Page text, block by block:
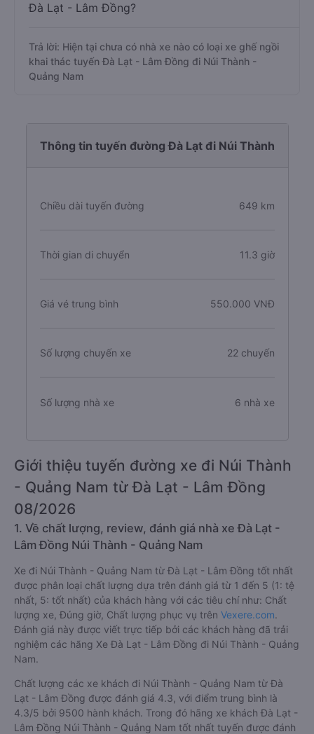
Đà Lạt - Lâm Đồng?
Trả lời: Hiện tại chưa có nhà xe nào có loại xe ghế ngồi
khai thác tuyến Đà Lạt - Lâm Đồng đi Núi Thành -
Quảng Nam
Thông tin tuyến đường Đà Lạt đi Núi Thành
Chiều dài tuyến đường 649 km
Thời gian di chuyển 11.3 giờ
Giá vé trung bình 550.000 VNĐ
Số lượng chuyến xe 22 chuyến
Số lượng nhà xe 6 nhà xe
Giới thiệu tuyến đường xe đi Núi Thành
- Quảng Nam từ Đà Lạt - Lâm Đồng
08/2026
1. Về chất lượng, review, đánh giá nhà xe Đà Lạt -
Lâm Đồng Núi Thành - Quảng Nam
Xe đi Núi Thành - Quảng Nam từ Đà Lạt - Lâm Đồng tốt nhất
được phân loại chất lượng dựa trên đánh giá từ 1 đến 5 (1: tệ
nhất, 5: tốt nhất) của khách hàng với các tiêu chí như: Chất
lượng xe, Đúng giờ, Chất lượng phục vụ trên Vexere.com.
Đánh giá này được viết trực tiếp bởi các khách hàng đã trải
nghiệm các hãng Xe Đà Lạt - Lâm Đồng đi Núi Thành - Quảng
Nam.
Chất lượng các xe khách đi Núi Thành - Quảng Nam từ Đà
Lạt - Lâm Đồng được đánh giá 4.3, với điểm trung bình là
4.3/5 bởi 9500 hành khách. Trong đó hãng xe khách Đà Lạt -
Lâm Đồng Núi Thành - Quảng Nam tốt nhất tuyến được đánh